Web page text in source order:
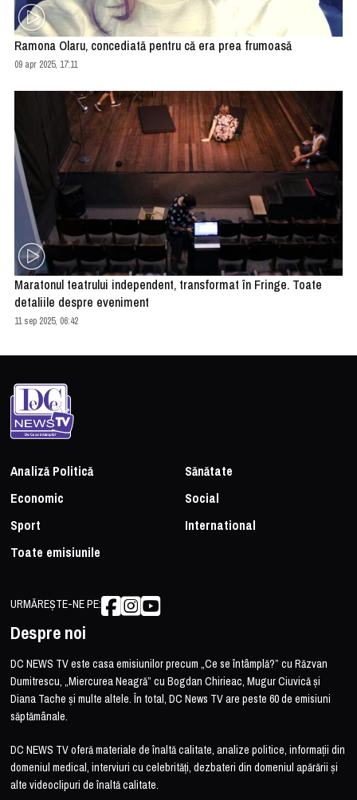
Ramona Olaru, concediată pentru că era prea frumoasă
09 apr 2025, 17:11
Maratonul teatrului independent, transformat în Fringe. Toate
detaliile despre eveniment
11 sep 2025, 06:42
Analiză Politică
Sănătate
Economic
Social
Sport
International
Toate emisiunile
URMĂREȘTE-NE PE:
Despre noi
DC NEWS TV este casa emisiunilor precum „Ce se întâmplă?” cu Răzvan
Dumitrescu, „Miercurea Neagră” cu Bogdan Chirieac, Mugur Ciuvică și
Diana Tache și multe altele. În total, DC News TV are peste 60 de emisiuni
săptămânale.
DC NEWS TV oferă materiale de înaltă calitate, analize politice, informații din
domeniul medical, interviuri cu celebrități, dezbateri din domeniul apărării și
alte videoclipuri de înaltă calitate.